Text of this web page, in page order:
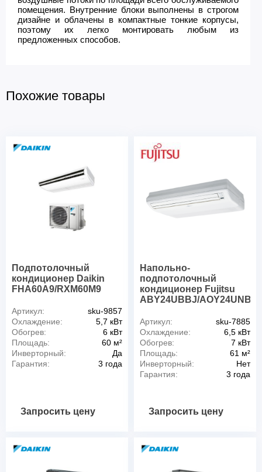
помещения. Внутренние блоки выполнены в строгом
дизайне и облачены в компактные тонкие корпусы,
поэтому их легко монтировать любым из
предложенных способов.
Похожие товары
Подпотолочный
кондиционер Daikin
FHA60A9/RXM60M9
Артикул:
sku-9857
Охлаждение:
5,7 кВт
Обогрев:
6 кВт
Площадь:
60 м²
Инверторный:
Да
Гарантия:
3 года
Запросить цену
Напольно-
подпотолочный
кондиционер Fujitsu
ABY24UBBJ/
Артикул:
sku-7885
Охлаждение:
6,5 кВт
Обогрев:
7 кВт
Площадь:
61 м²
Инверторный:
Нет
Гарантия:
3 года
Запросить цену